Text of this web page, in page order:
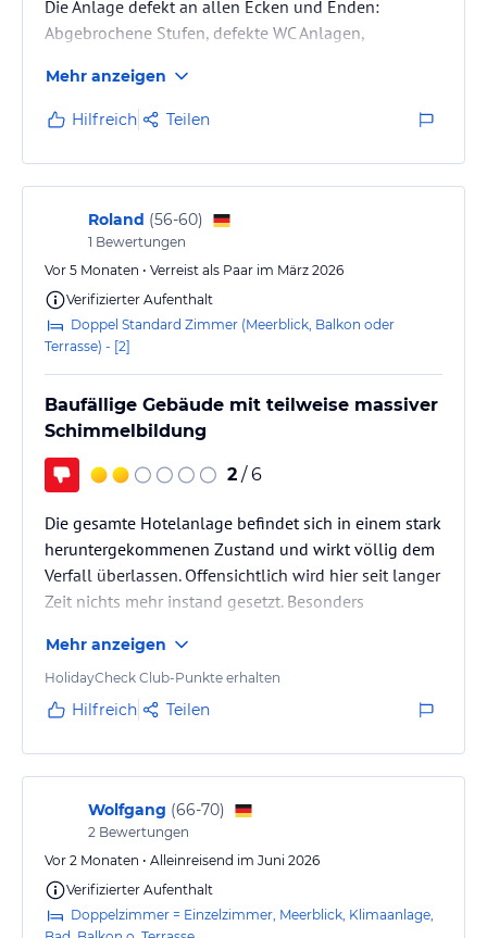
Die Anlage defekt an allen Ecken und Enden:
Abgebrochene Stufen, defekte WC Anlagen,
Pool kalt (auch der, der sonst warm war) und
Schmutzig, Sonnenschirme defekt, Strohschirme nur
noch lückenhaft .....
Mehr anzeigen
Hilfreich Teilen
Roland (56-60)
1 Bewertungen
Vor 5 Monaten • Verreist als Paar im März 2026
Verifizierter Aufenthalt
Doppel Standard Zimmer (Meerblick, Balkon oder
Terrasse) - [2]
Baufällige Gebäude mit teilweise massiver
Schimmelbildung
2 / 6
Die gesamte Hotelanlage befindet sich in einem stark
heruntergekommenen Zustand und wirkt völlig dem
Verfall überlassen. Offensichtlich wird hier seit langer
Zeit nichts mehr instand gesetzt. Besonders
Mängel: massive Schimmelbildung in der großen
Halle, fehlende Teile der Außenfassade und
bröckelnder, verschimmelter Gipskarton, der bereits
macht die Anlage einen vernachlässigten und
gesundheitlich bedenklichen…
Mehr anzeigen
HolidayCheck Club-Punkte erhalten
Hilfreich Teilen
Wolfgang (66-70)
2 Bewertungen
Vor 2 Monaten • Alleinreisend im Juni 2026
Verifizierter Aufenthalt
Doppelzimmer = Einzelzimmer, Meerblick, Klimaanlage,